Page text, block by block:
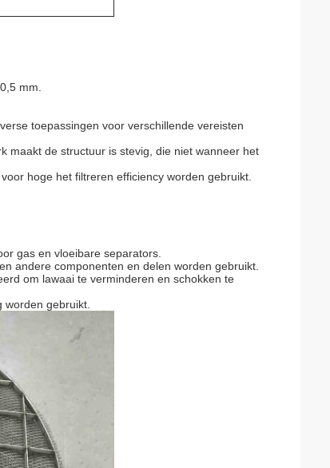
mm.
toepassingen voor verschillende vereisten
maakt de structuur is stevig, die niet wanneer het
hoge het filtreren efficiency worden gebruikt.
gas en vloeibare separators.
andere componenten en delen worden gebruikt.
om lawaai te verminderen en schokken te
gebruikt.